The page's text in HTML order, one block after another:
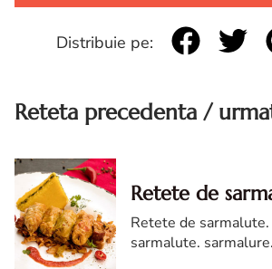
Distribuie pe:
Reteta precedenta /
Retete de
Retete de
sarmalute.